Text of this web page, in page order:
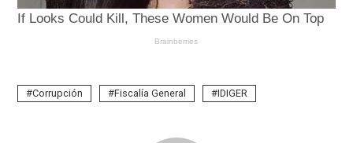
Corrupción Fiscalía General IDIGER